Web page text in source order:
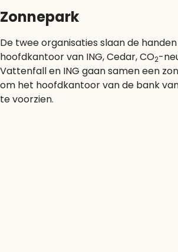
Zonnepark
De twee organisaties slaan de
hoofdkantoor van ING, Cedar, CO2-
Vattenfall en ING gaan samen een
om het hoofdkantoor van de bank
te voorzien.